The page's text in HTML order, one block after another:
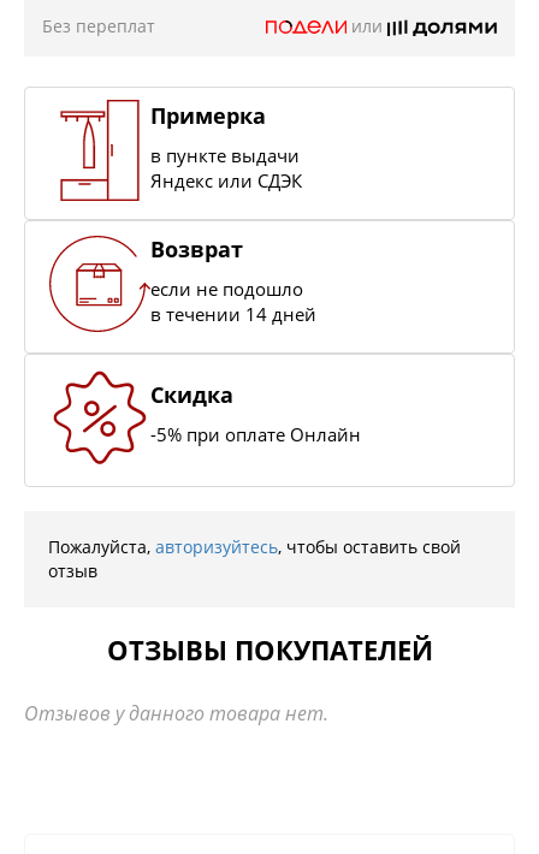
Без переплат
или
Примерка
в пункте выдачи
Яндекс или СДЭК
Возврат
если не подошло
в течении 14 дней
Скидка
-5% при оплате Онлайн
Пожалуйста, авторизуйтесь, чтобы оставить свой
отзыв
ОТЗЫВЫ ПОКУПАТЕЛЕЙ
Отзывов у данного товара нет.